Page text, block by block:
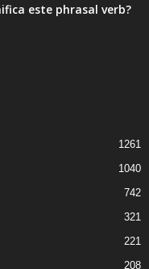
este phrasal verb?
1261
1040
742
321
221
208